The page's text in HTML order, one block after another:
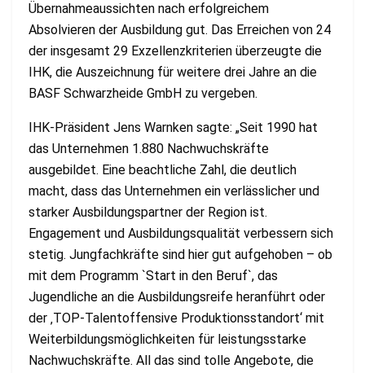
Übernahmeaussichten nach erfolgreichem
Absolvieren der Ausbildung gut. Das Erreichen von 24
der insgesamt 29 Exzellenzkriterien überzeugte die
IHK, die Auszeichnung für weitere drei Jahre an die
BASF Schwarzheide GmbH zu vergeben.
IHK-Präsident Jens Warnken sagte: „Seit 1990 hat
das Unternehmen 1.880 Nachwuchskräfte
ausgebildet. Eine beachtliche Zahl, die deutlich
macht, dass das Unternehmen ein verlässlicher und
starker Ausbildungspartner der Region ist.
Engagement und Ausbildungsqualität verbessern sich
stetig. Jungfachkräfte sind hier gut aufgehoben – ob
mit dem Programm `Start in den Beruf`, das
Jugendliche an die Ausbildungsreife heranführt oder
der ‚TOP-Talentoffensive Produktionsstandort‘ mit
Weiterbildungsmöglichkeiten für leistungsstarke
Nachwuchskräfte. All das sind tolle Angebote, die